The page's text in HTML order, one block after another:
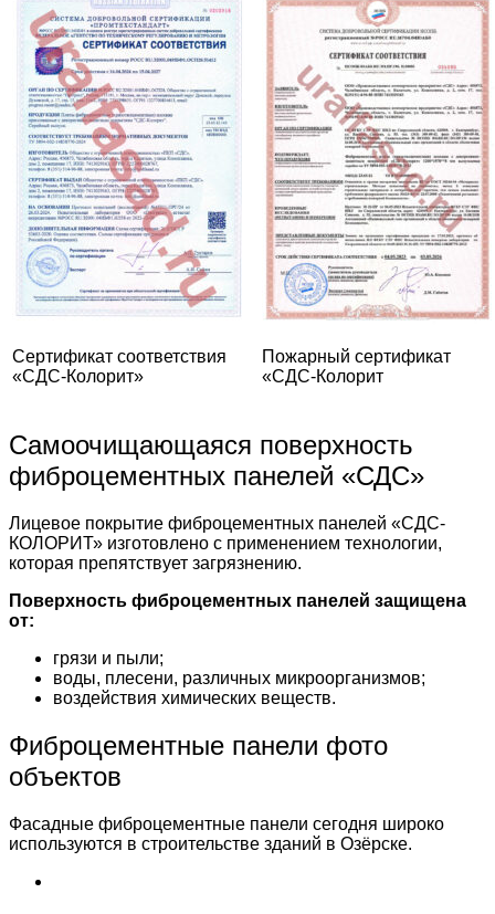
Сертификат соответствия
«СДС-Колорит»
Пожарный сертификат
«СДС-Колорит
Самоочищающаяся поверхность
фиброцементных панелей «СДС»
Лицевое покрытие фиброцементных панелей «СДС-
КОЛОРИТ» изготовлено с применением технологии,
которая препятствует загрязнению.
Поверхность фиброцементных панелей защищена
от:
грязи и пыли;
воды, плесени, различных микроорганизмов;
воздействия химических веществ.
Фиброцементные панели фото
объектов
Фасадные фиброцементные панели сегодня широко
используются в строительстве зданий в Озёрске.